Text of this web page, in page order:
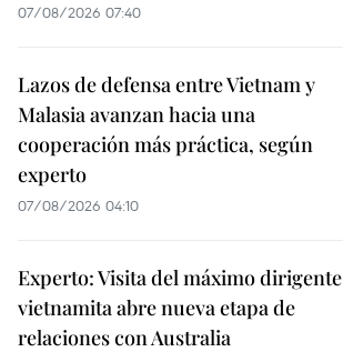
07/08/2026 07:40
Lazos de defensa entre Vietnam y
Malasia avanzan hacia una
cooperación más práctica, según
experto
07/08/2026 04:10
Experto: Visita del máximo dirigente
vietnamita abre nueva etapa de
relaciones con Australia